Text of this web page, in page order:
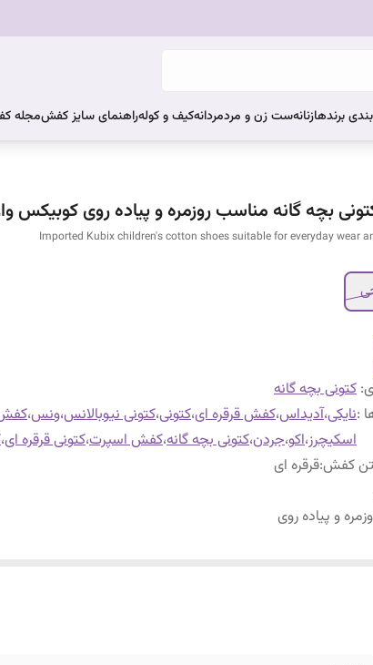
برندهازنانهست زن و مردمردانهکیف و کولهراهنمای سایز کفشمجله
بچه گانه مناسب روزمره و پیاده روی کوبیکس
Imported Kubix children's cotton shoes suitable for everyday wear
: کتونی بچه گانه
:نایکی،آدیداس،کفش قرقره ای،کتونی،کتونی نیوبالانس،ونس،
اسکیچرز،اکو،جردن،کتونی بچه گانه،کفش اسپرت،کتونی قرقره ای،
کفش:قرقره ای
و پیاده روی